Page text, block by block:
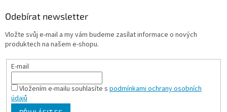
Odebírat newsletter
Vložte svůj e-mail a my vám budeme zasílat informace o nových
produktech na našem e-shopu.
E-mail
Vložením e-mailu souhlasíte s podmínkami ochrany osobních
údajů